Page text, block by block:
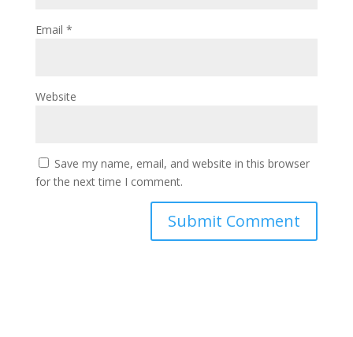
Email *
Website
Save my name, email, and website in this browser
for the next time I comment.